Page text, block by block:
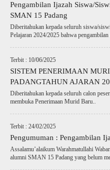
Pengambilan Ijazah Siswa/
SMAN 15 Padang
Diberitahukan kepada seluruh siswa/
Pelajaran 2024/2025 bahwa pengambilan
Terbit : 10/06/2025
SISTEM PENERIMAAN
PADANGTAHUN AJARAN
Diberitahukan kepada seluruh calon
membuka Penerimaan Murid Baru..
Terbit : 24/02/2025
Pengumuman : Pengambilan
Assalamu’alaikum Warahmatullahi
alumni SMAN 15 Padang yang belum